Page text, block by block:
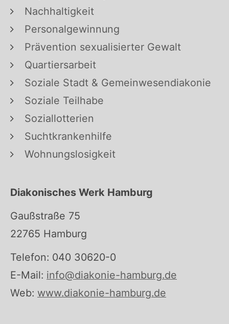
Nachhaltigkeit
Personalgewinnung
Prävention sexualisierter Gewalt
Quartiersarbeit
Soziale Stadt & Gemeinwesendiakonie
Soziale Teilhabe
Soziallotterien
Suchtkrankenhilfe
Wohnungslosigkeit
Diakonisches Werk Hamburg
Gaußstraße 75
22765 Hamburg
Telefon: 040 30620-0
E-Mail: info@diakonie-hamburg.de
Web: www.diakonie-hamburg.de